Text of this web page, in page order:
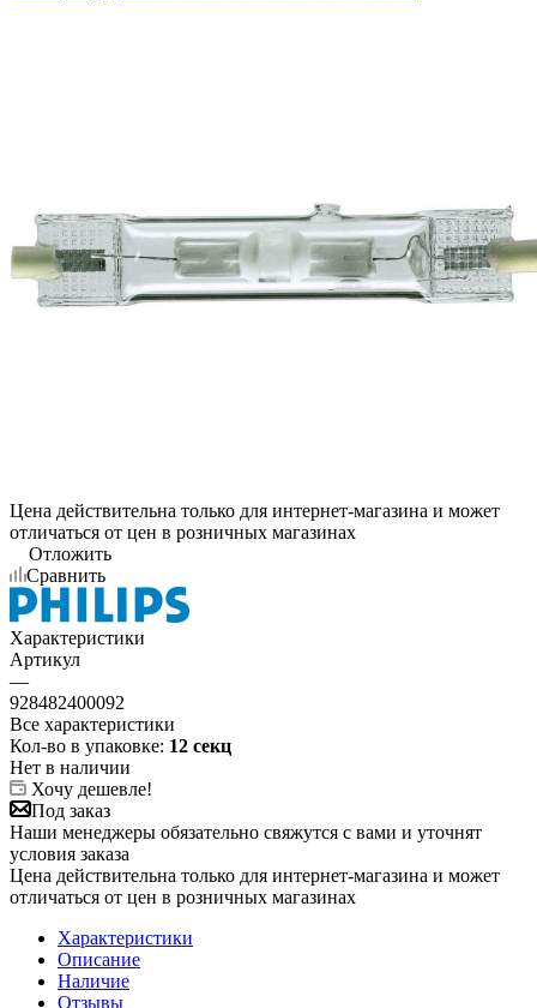
Цена действительна только для интернет-магазина и может
отличаться от цен в розничных магазинах
Отложить
Сравнить
Характеристики
Артикул
—
928482400092
Все характеристики
Кол-во в упаковке: 12 секц
Нет в наличии
Хочу дешевле!
Под заказ
Наши менеджеры обязательно свяжутся с вами и уточнят
условия заказа
Цена действительна только для интернет-магазина и может
отличаться от цен в розничных магазинах
Характеристики
Описание
Наличие
Отзывы